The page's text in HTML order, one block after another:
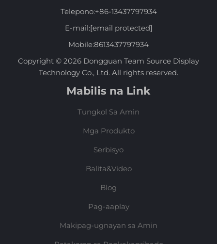
Telepono:+86-13437797934
E-mail:[email protected]
Mobile:8613437797934
Copyright © 2026 Dongguan Team Source Display
Technology Co., Ltd. All rights reserved.
Mabilis na Link
Tungkol Sa Amin
Mga Produkto
Serbisyo
Balita&Video
Blog
Pag-aaplay
Makipag-ugnayan sa Amin